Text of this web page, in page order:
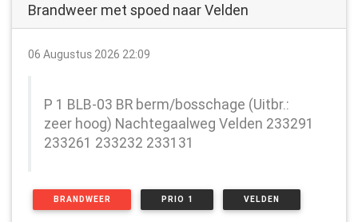
Brandweer met spoed naar Velden
06 Augustus 2026 22:09
P 1 BLB-03 BR berm/bosschage (Uitbr.:
zeer hoog) Nachtegaalweg Velden 233291
233261 233232 233131
BRANDWEER PRIO 1 VELDEN